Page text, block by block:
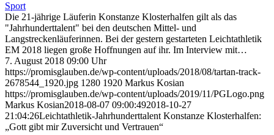
Sport
Die 21-jährige Läuferin Konstanze Klosterhalfen gilt als das
"Jahrhunderttalent" bei den deutschen Mittel- und
Langstreckenläuferinnen. Bei der gestern gestarteten Leichtathletik
EM 2018 liegen große Hoffnungen auf ihr. Im Interview mit…
7. August 2018 09:00 Uhr
https://promisglauben.de/wp-content/uploads/2018/08/tartan-track-
2678544_1920.jpg 1280 1920 Markus Kosian
https://promisglauben.de/wp-content/uploads/2019/11/PGLogo.png
Markus Kosian2018-08-07 09:00:492018-10-27
21:04:26Leichtathletik-Jahrhunderttalent Konstanze Klosterhalfen:
„Gott gibt mir Zuversicht und Vertrauen“